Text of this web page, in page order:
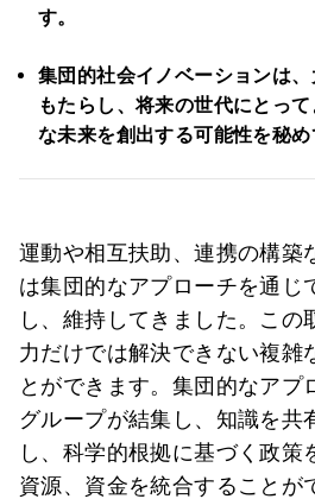
す。
集団的社会イノベーションは
もたらし、将来の世代にとっ
な未来を創出する可能性を秘め
運動や相互扶助、連携の構築
は集団的なアプローチを通じ
し、維持してきました。この
力だけでは解決できない複雑
とができます。集団的なアプ
グループが結集し、知識を共
し、科学的根拠に基づく政策
資源、資金を統合することが